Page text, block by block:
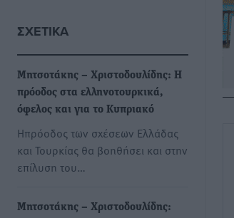
ΣΧΕΤΙΚΆ
Μητσοτάκης – Χριστοδουλίδης: Η
πρόοδος στα ελληνοτουρκικά,
όφελος και για το Κυπριακό
Ηπρόοδος των σχέσεων Ελλάδας
και Τουρκίας θα βοηθήσει και στην
επίλυση του…
Μητσοτάκης – Χριστοδουλίδης: